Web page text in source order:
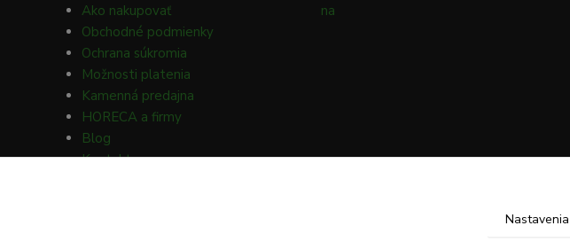
Ako nakupovať
Obchodné podmienky
Ochrana súkromia
Možnosti platenia
Kamenná predajna
HORECA a firmy
Blog
Kontakty
na
Nastavenia